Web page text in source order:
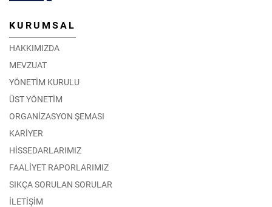
KURUMSAL
HAKKIMIZDA
MEVZUAT
YÖNETİM KURULU
ÜST YÖNETİM
ORGANİZASYON ŞEMASI
KARİYER
HİSSEDARLARIMIZ
FAALİYET RAPORLARIMIZ
SIKÇA SORULAN SORULAR
İLETİŞİM